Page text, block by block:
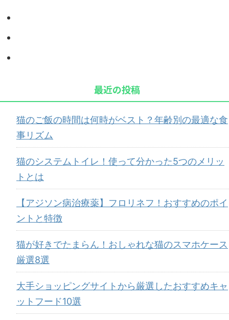
最近の投稿
猫のご飯の時間は何時がベスト？年齢別の最適な食
事リズム
猫のシステムトイレ！使って分かった5つのメリッ
トとは
【アジソン病治療薬】フロリネフ！おすすめのポイ
ントと特徴
猫が好きでたまらん！おしゃれな猫のスマホケース
厳選8選
大手ショッピングサイトから厳選したおすすめキャ
ットフード10選